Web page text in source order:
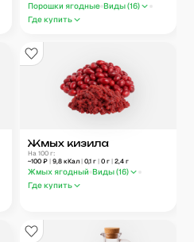
Порошки ягодные Виды (16)
Где купить
Жмых кизила
На 100 г:
~100 ₽ | 9,8 кКал | 0,1 г | 0 г | 2,4 г
Жмых ягодный Виды (16)
Где купить